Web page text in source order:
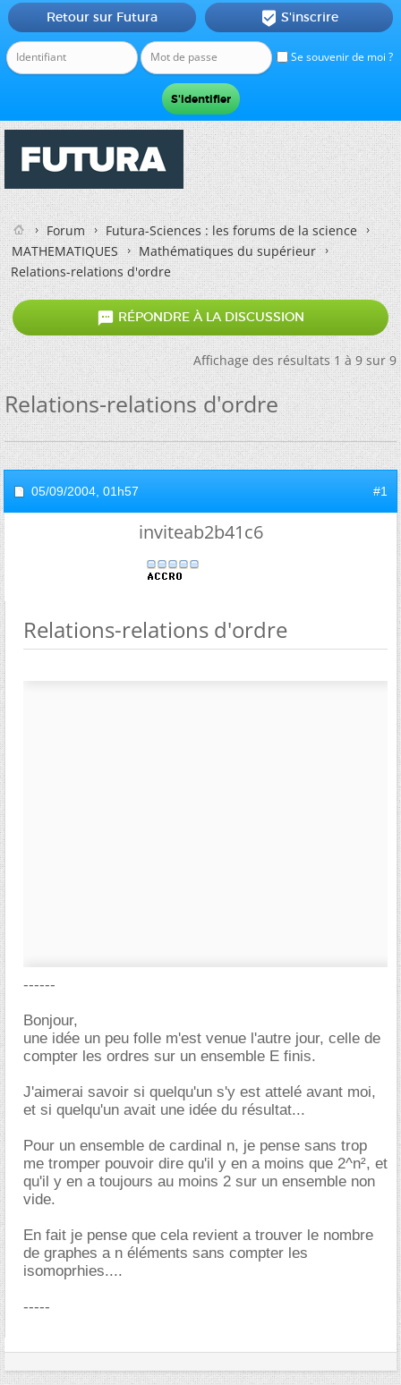
Se souvenir de moi ?
Retour sur Futura  S'inscrire
Forum
Futura-Sciences : les forums de la science
MATHEMATIQUES
Mathématiques du supérieur
Relations-relations d'ordre
 RÉPONDRE À LA DISCUSSION
Affichage des résultats 1 à 9 sur 9
Relations-relations d'ordre
05/09/2004, 01h57 #1
inviteab2b41c6
Relations-relations d'ordre
------
Bonjour,
une idée un peu folle m'est venue l'autre jour, celle de
compter les ordres sur un ensemble E finis.
J'aimerai savoir si quelqu'un s'y est attelé avant moi,
et si quelqu'un avait une idée du résultat...
Pour un ensemble de cardinal n, je pense sans trop
me tromper pouvoir dire qu'il y en a moins que 2^n², et
qu'il y en a toujours au moins 2 sur un ensemble non
vide.
En fait je pense que cela revient a trouver le nombre
de graphes a n éléments sans compter les
isomoprhies....
-----